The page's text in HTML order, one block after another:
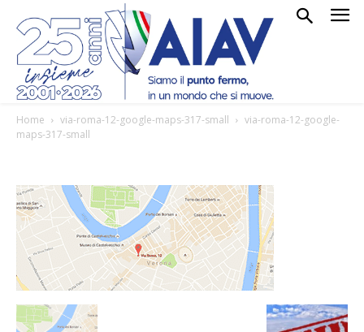
Home via-roma-12-google-maps-317-small
via-roma-12-google-
maps-317-small